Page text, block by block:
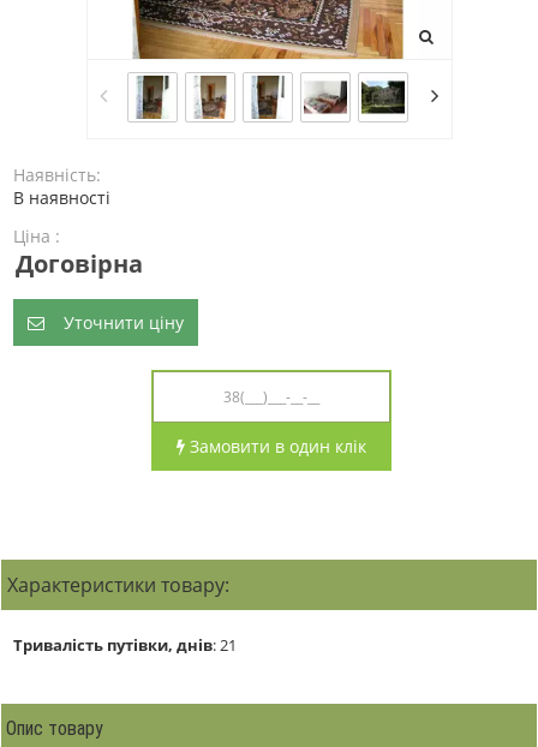
Наявність:
В наявності
Ціна :
Договірна
Уточнити ціну
Замовити в один клік
Характеристики товару:
Тривалість путівки, днів: 21
Опис товару